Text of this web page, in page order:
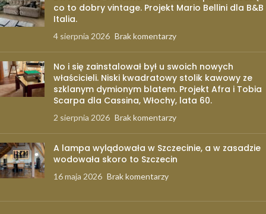
co to dobry vintage. Projekt Mario Bellini dla B&B
Italia.
4 sierpnia 2026 Brak komentarzy
No i się zainstalował był u swoich nowych
właścicieli. Niski kwadratowy stolik kawowy ze
szklanym dymionym blatem. Projekt Afra i Tobia
Scarpa dla Cassina, Włochy, lata 60.
2 sierpnia 2026 Brak komentarzy
A lampa wylądowała w Szczecinie, a w zasadzie
wodowała skoro to Szczecin
16 maja 2026 Brak komentarzy